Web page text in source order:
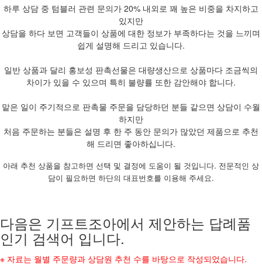
하루 상담 중 텀블러 관련 문의가 20% 내외로 꽤 높은 비중을 차지하고
있지만
상담을 하다 보면 고객들이 상품에 대한 정보가 부족하다는 것을 느끼며
쉽게 설명해 드리고 있습니다.
일반 상품과 달리 홍보성 판촉선물은 대량생산으로 상품마다 조금씩의
차이가 있을 수 있으며 특히 불량률 또한 감안해야 합니다.
맡은 일이 주기적으로 판촉물 주문을 담당하던 분들 같으면 상담이 수월
하지만
처음 주문하는 분들은 설명 후 한 주 동안 문의가 많았던 제품으로 추천
해 드리면 좋아하십니다.
아래 추천 상품을 참고하면 선택 및 결정에 도움이 될 것입니다. 전문적인 상
담이 필요하면 하단의 대표번호를 이용해 주세요.
다음은 기프트조아에서 제안하는 답례품
인기 검색어 입니다.
※ 자료는 월별 주문량과 상담원 추천 수를 바탕으로 작성되었습니다.